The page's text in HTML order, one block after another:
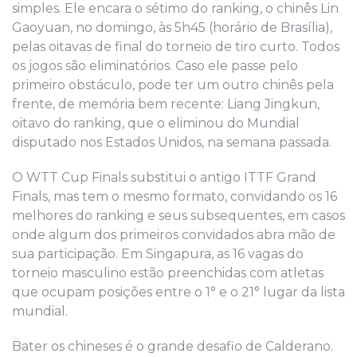
simples. Ele encara o sétimo do ranking, o chinês Lin
Gaoyuan, no domingo, às 5h45 (horário de Brasília),
pelas oitavas de final do torneio de tiro curto. Todos
os jogos são eliminatórios. Caso ele passe pelo
primeiro obstáculo, pode ter um outro chinês pela
frente, de memória bem recente: Liang Jingkun,
oitavo do ranking, que o eliminou do Mundial
disputado nos Estados Unidos, na semana passada.
O WTT Cup Finals substitui o antigo ITTF Grand
Finals, mas tem o mesmo formato, convidando os 16
melhores do ranking e seus subsequentes, em casos
onde algum dos primeiros convidados abra mão de
sua participação. Em Singapura, as 16 vagas do
torneio masculino estão preenchidas com atletas
que ocupam posições entre o 1° e o 21° lugar da lista
mundial.
Bater os chineses é o grande desafio de Calderano.